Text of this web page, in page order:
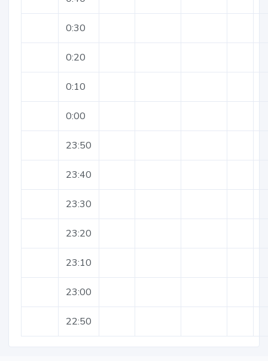
0:30
0:20
0:10
0:00
23:50
23:40
23:30
23:20
23:10
23:00
22:50